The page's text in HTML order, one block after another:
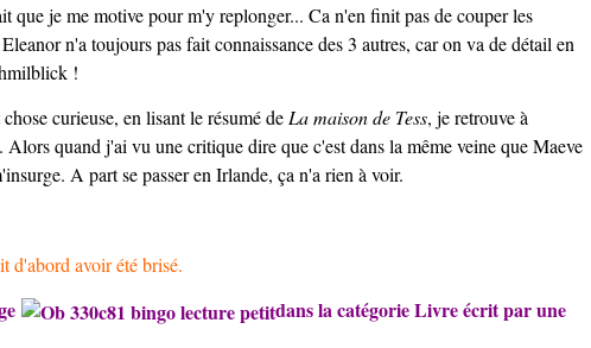
que je me motive pour m'y replonger... Ca n'en finit pas de couper les
n'a toujours pas fait connaissance des 3 autres, car on va de détail en
!
curieuse, en lisant le résumé de La maison de Tess, je retrouve à
Alors quand j'ai vu une critique dire que c'est dans la même veine que Maeve
A part se passer en Irlande, ça n'a rien à voir.
d'abord avoir été brisé.
dans la catégorie Livre écrit par une